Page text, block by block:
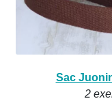
Sac
2